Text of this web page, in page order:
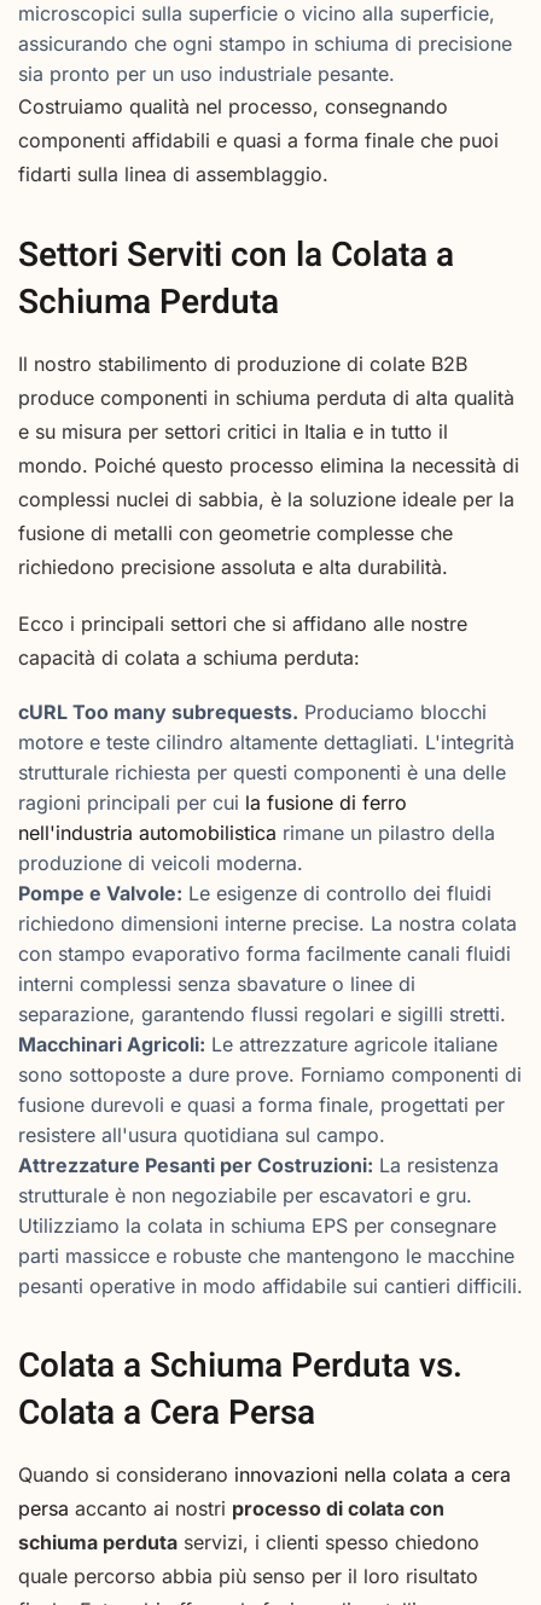
microscopici sulla superficie o vicino alla superficie,
assicurando che ogni stampo in schiuma di precisione
sia pronto per un uso industriale pesante.
Costruiamo qualità nel processo, consegnando
componenti affidabili e quasi a forma finale che puoi
fidarti sulla linea di assemblaggio.
Settori Serviti con la Colata a
Schiuma Perduta
Il nostro stabilimento di produzione di colate B2B
produce componenti in schiuma perduta di alta qualità
e su misura per settori critici in Italia e in tutto il
mondo. Poiché questo processo elimina la necessità di
complessi nuclei di sabbia, è la soluzione ideale per la
fusione di metalli con geometrie complesse che
richiedono precisione assoluta e alta durabilità.
Ecco i principali settori che si affidano alle nostre
capacità di colata a schiuma perduta:
cURL Too many subrequests. Produciamo blocchi
motore e teste cilindro altamente dettagliati. L'integrità
strutturale richiesta per questi componenti è una delle
ragioni principali per cui la fusione di ferro
nell'industria automobilistica rimane un pilastro della
produzione di veicoli moderna.
Pompe e Valvole: Le esigenze di controllo dei fluidi
richiedono dimensioni interne precise. La nostra colata
con stampo evaporativo forma facilmente canali fluidi
interni complessi senza sbavature o linee di
separazione, garantendo flussi regolari e sigilli stretti.
Macchinari Agricoli: Le attrezzature agricole italiane
sono sottoposte a dure prove. Forniamo componenti di
fusione durevoli e quasi a forma finale, progettati per
resistere all'usura quotidiana sul campo.
Attrezzature Pesanti per Costruzioni: La resistenza
strutturale è non negoziabile per escavatori e gru.
Utilizziamo la colata in schiuma EPS per consegnare
parti massicce e robuste che mantengono le macchine
pesanti operative in modo affidabile sui cantieri difficili.
Colata a Schiuma Perduta vs.
Colata a Cera Persa
Quando si considerano innovazioni nella colata a cera
persa accanto ai nostri processo di colata con
schiuma perduta servizi, i clienti spesso chiedono
quale percorso abbia più senso per il loro risultato